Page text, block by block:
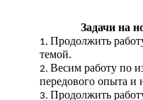
Задачи на
Продолжить
темой.
Весим работу по
передового опыта и
Продолжить